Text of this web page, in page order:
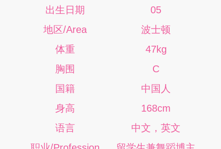
出生日期
05
地区/Area
波士顿
体重
47kg
胸围
C
国籍
中国人
身高
168cm
语言
中文，英文